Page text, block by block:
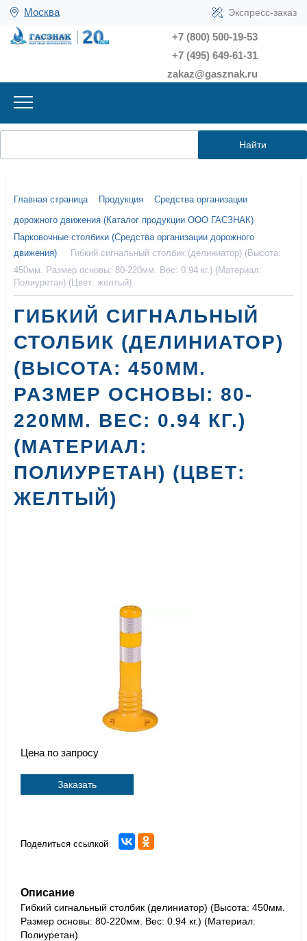
Москва Экспресс-заказ
+7 (800) 500-19-53
+7 (495) 649-61-31
zakaz@gasznak.ru
Найти
Главная страница Продукция
Средства организации
дорожного движения (Каталог продукции ООО ГАСЗНАК)
Парковочные столбики (Средства организации дорожного
движения)
Гибкий сигнальный столбик (делиниатор) (Высота:
450мм. Размер основы: 80-220мм. Вес: 0.94 кг.) (Материал:
Полиуретан) (Цвет: желтый)
ГИБКИЙ СИГНАЛЬНЫЙ
СТОЛБИК (ДЕЛИНИАТОР)
(ВЫСОТА: 450ММ.
РАЗМЕР ОСНОВЫ: 80-
220ММ. ВЕС: 0.94 КГ.)
(МАТЕРИАЛ:
ПОЛИУРЕТАН) (ЦВЕТ:
ЖЕЛТЫЙ)
Цена по запросу
Заказать
Поделиться ссылкой
Описание
Гибкий сигнальный столбик (делиниатор) (Высота: 450мм.
Размер основы: 80-220мм. Вес: 0.94 кг.) (Материал:
Полиуретан)